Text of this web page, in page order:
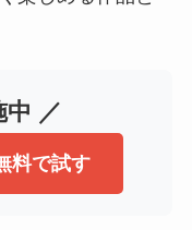
中 ／
料で試す